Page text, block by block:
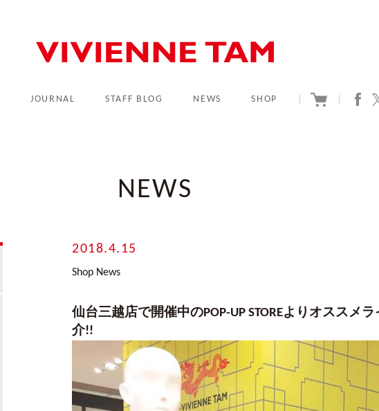
JOURNAL STAFF BLOG NEWS SHOP
NEWS
2018.4.15
Shop News
仙台三越店で開催中のPOP-UP STOREよりオススメ
介!!